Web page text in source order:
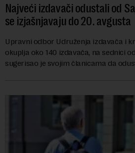
Najveći izdavači odustali od
se izjašnjavaju do 20. avgusta
Upravni odbor Udruženja izdavača i
okuplja oko 140 izdavača, na sednici
sugerisao je svojim članicama da